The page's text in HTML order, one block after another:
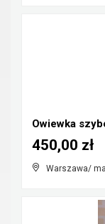
Owiewka
Warszawa/
450,00 zł